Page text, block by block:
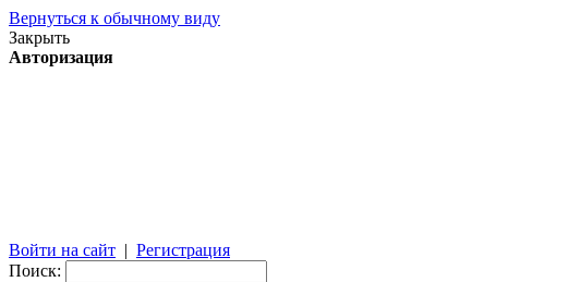
Вернуться к обычному виду
Закрыть
Авторизация
Войти на сайт | Регистрация
Поиск: